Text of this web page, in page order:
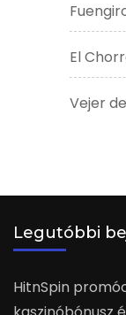
El
Vejer
Legutóbbi
HitnSpin